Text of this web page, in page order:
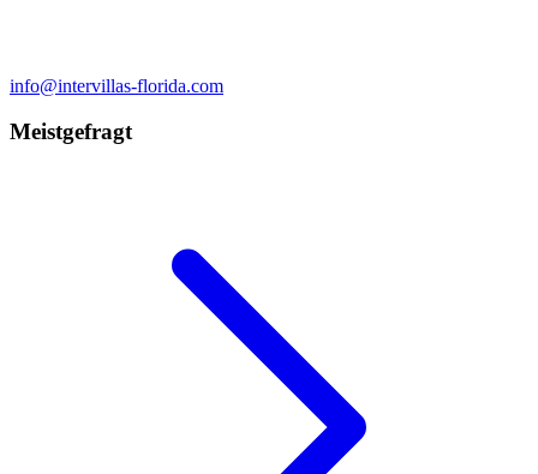
info@intervillas-florida.com
Meistgefragt